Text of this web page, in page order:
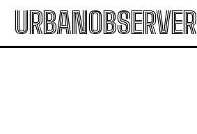
URBANOBSERVER